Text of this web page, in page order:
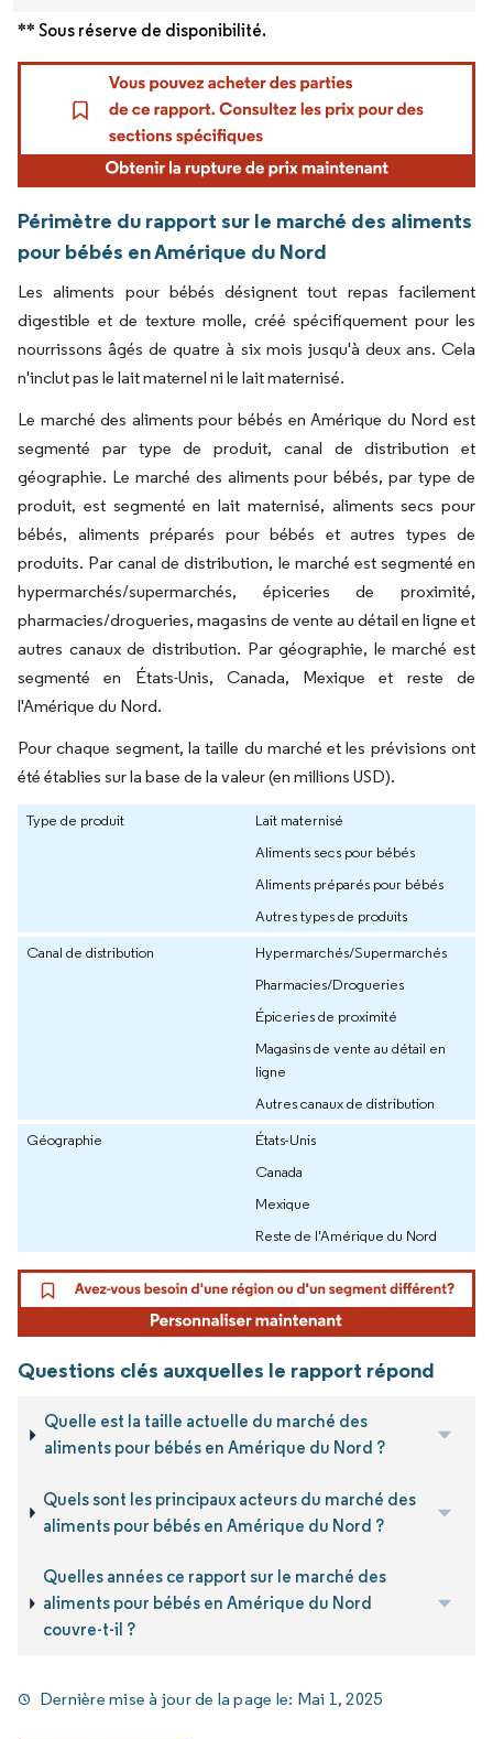
** Sous réserve de disponibilité.
Périmètre du rapport sur le marché des aliments
pour bébés en Amérique du Nord
Les aliments pour bébés désignent tout repas facilement
digestible et de texture molle, créé spécifiquement pour les
nourrissons âgés de quatre à six mois jusqu'à deux ans. Cela
n'inclut pas le lait maternel ni le lait maternisé.
Le marché des aliments pour bébés en Amérique du Nord est
segmenté par type de produit, canal de distribution et
géographie. Le marché des aliments pour bébés, par type de
produit, est segmenté en lait maternisé, aliments secs pour
bébés, aliments préparés pour bébés et autres types de
produits. Par canal de distribution, le marché est segmenté en
hypermarchés/supermarchés, épiceries de proximité,
pharmacies/drogueries, magasins de vente au détail en ligne et
autres canaux de distribution. Par géographie, le marché est
segmenté en États-Unis, Canada, Mexique et reste de
l'Amérique du Nord.
Pour chaque segment, la taille du marché et les prévisions ont
été établies sur la base de la valeur (en millions USD).
Type de produit
Lait maternisé
Aliments secs pour bébés
Aliments préparés pour bébés
Autres types de produits
Canal de distribution
Hypermarchés/Supermarchés
Pharmacies/Drogueries
Épiceries de proximité
Magasins de vente au détail en
ligne
Autres canaux de distribution
Géographie
États-Unis
Canada
Mexique
Reste de l'Amérique du Nord
Questions clés auxquelles le rapport répond
Quelle est la taille actuelle du marché des
aliments pour bébés en Amérique du Nord ?
Quels sont les principaux acteurs du marché des
aliments pour bébés en Amérique du Nord ?
Quelles années ce rapport sur le marché des
aliments pour bébés en Amérique du Nord
couvre-t-il ?
Dernière mise à jour de la page le: Mai 1, 2025